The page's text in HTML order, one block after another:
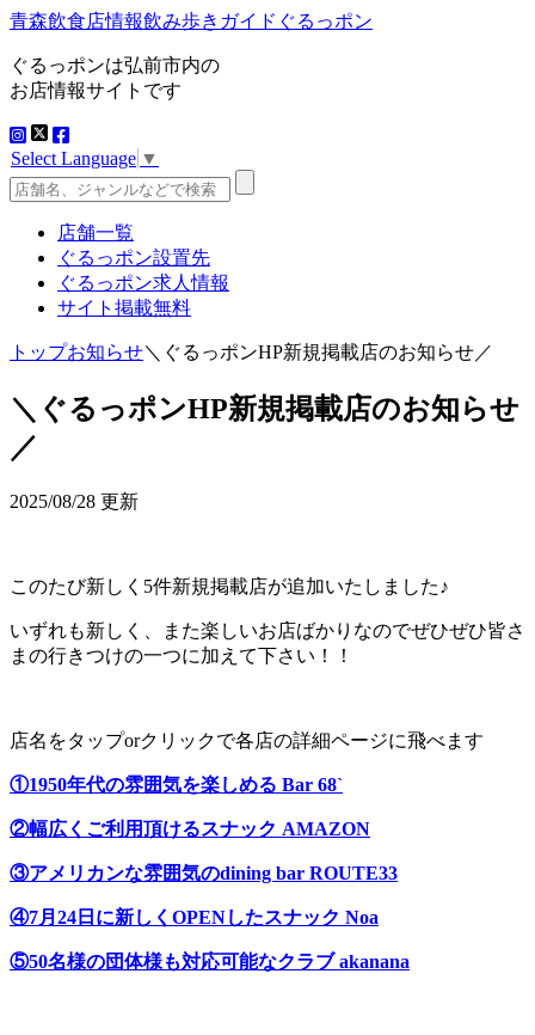
青森飲食店情報飲み歩きガイドぐるっポン
ぐるっポンは弘前市内の
お店情報サイトです
Select Language ▼
店舗一覧
ぐるっポン設置先
ぐるっポン求人情報
サイト掲載無料
トップお知らせ＼ぐるっポンHP新規掲載店のお知らせ／
＼ぐるっポンHP新規掲載店のお知らせ
／
2025/08/28 更新
このたび新しく5件新規掲載店が追加いたしました♪
いずれも新しく、また楽しいお店ばかりなのでぜひぜひ皆さ
まの行きつけの一つに加えて下さい！！
店名をタップorクリックで各店の詳細ページに飛べます
①1950年代の雰囲気を楽しめる Bar 68`
②幅広くご利用頂けるスナック AMAZON
③アメリカンな雰囲気のdining bar ROUTE33
④7月24日に新しくOPENしたスナック Noa
⑤50名様の団体様も対応可能なクラブ akanana